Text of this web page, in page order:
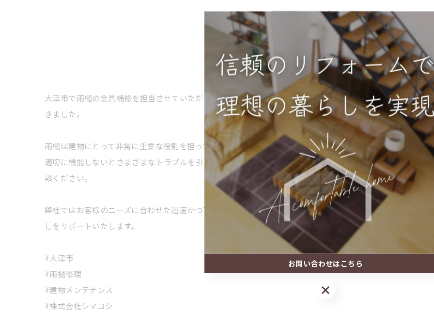
大津市で雨樋の金具補修を担当させていただきました。施主様は数年前から雨樋の傾きを気にされており、
きました。
雨樋は建物にとって非常に重要な役割を担っています。
適切に機能しないとさまざまなトラブルを引き起こす可能性がありますので、早めの対処が肝心です。少し
談ください。
弊社ではお客様のニーズに合わせた迅速かつ丁寧なサービスを提供しておりますので、何かお困りの際はお
しをサポートいたします。
#大津市
#雨樋修理
#建物メンテナンス
#株式会社シマコシ
お問い合わせはこちら
お問い合わせはこちら